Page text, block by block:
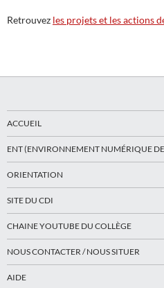
Retrouvez les projets et les actions
ACCUEIL
ENT (ENVIRONNEMENT NUMÉRIQUE
ORIENTATION
SITE DU CDI
CHAINE YOUTUBE DU COLLÈGE
NOUS CONTACTER / NOUS SITUER
AIDE